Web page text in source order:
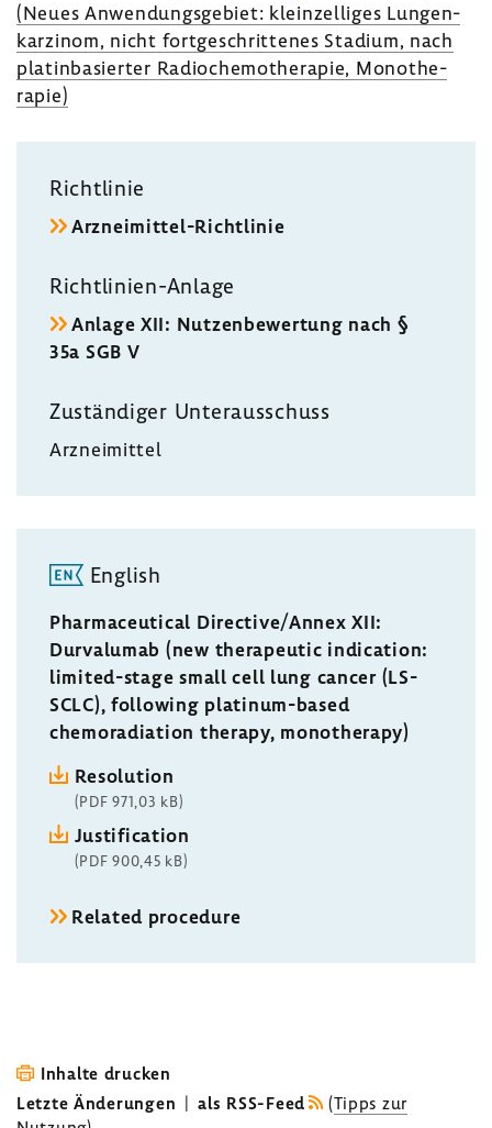
(Neues Anwen­dungs­ge­biet: klein­zelliges Lungen­
kar­zinom, nicht fort­ge­schrit­tenes Stadium, nach
platin­ba­sierter Radio­che­mo­the­rapie, Mono­the­
rapie)
Richt­linie
Arzneimittel-​Richtlinie
Richtlinien-​Anlage
Anlage XII: Nutzen­be­wer­tung nach §
35a SGB V
Zustän­diger Unter­aus­schuss
Arznei­mittel
English
Pharmaceutical Directive/Annex XII:
Durvalumab (new therapeutic indication:
limited-stage small cell lung cancer (LS-
SCLC), following platinum-based
chemoradiation therapy, monotherapy)
Resolution
(PDF 971,03 kB)
Justification
(PDF 900,45 kB)
Related procedure
Inhalte drucken
Letzte Änderungen | als RSS-Feed (Tipps zur